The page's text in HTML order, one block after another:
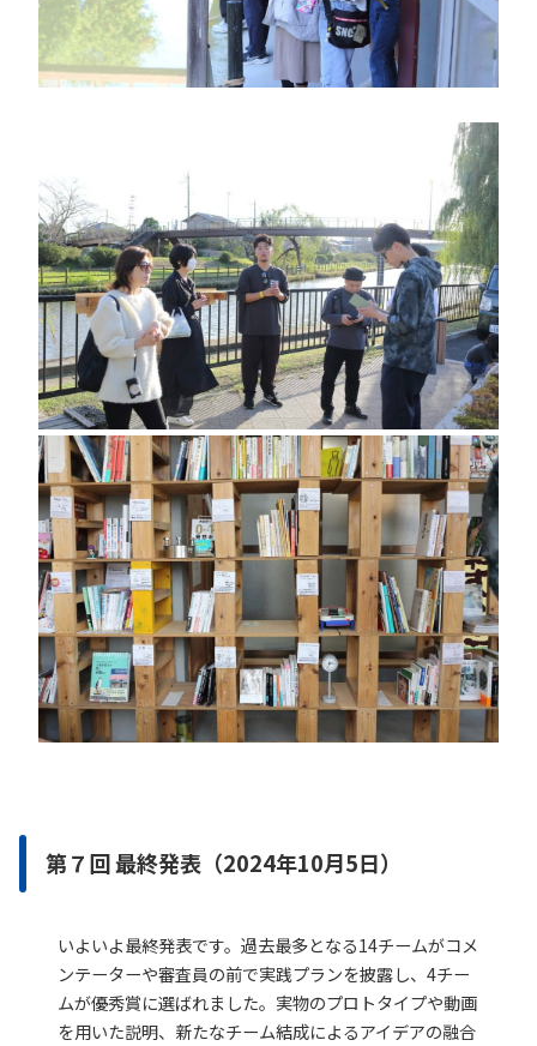
第７回 最終発表（2024年10月5日）
いよいよ最終発表です。過去最多となる14チームがコメ
ンテーターや審査員の前で実践プランを披露し、4チー
ムが優秀賞に選ばれました。実物のプロトタイプや動画
を用いた説明、新たなチーム結成によるアイデアの融合